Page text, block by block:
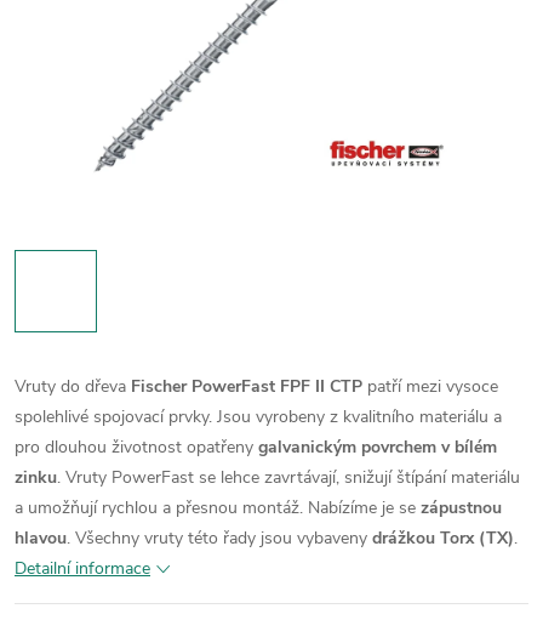
Vruty do dřeva Fischer PowerFast FPF II CTP patří mezi vysoce
spolehlivé spojovací prvky. Jsou vyrobeny z kvalitního materiálu a
pro dlouhou životnost opatřeny galvanickým povrchem v bílém
zinku. Vruty PowerFast se lehce zavrtávají, snižují štípání materiálu
a umožňují rychlou a přesnou montáž. Nabízíme je se zápustnou
hlavou. Všechny vruty této řady jsou vybaveny drážkou Torx (TX).
Detailní informace